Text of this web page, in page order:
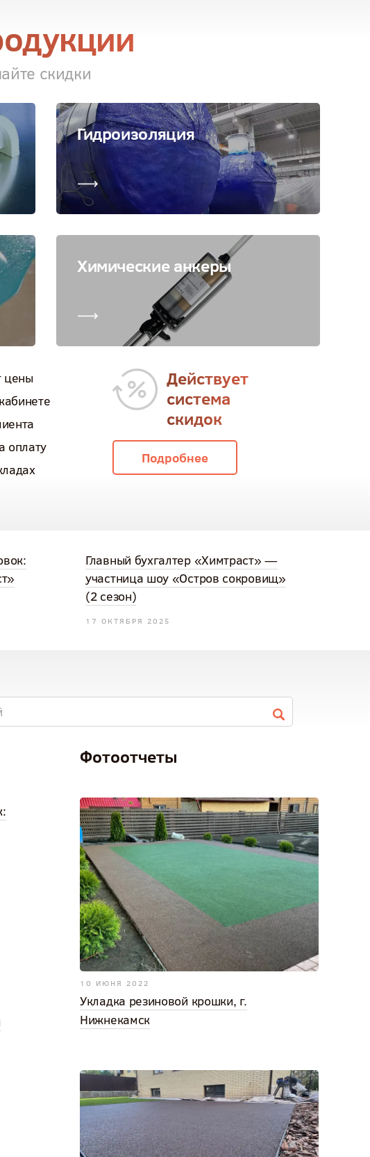
скидки
Гидроизоляция
Химические анкеры
цены
оплату
Действует
система
скидок
Подробнее
Главный бухгалтер «Химтраст» —
участница шоу «Остров сокровищ»
(2 сезон)
17 ОКТЯБРЯ 2025
Фотоотчеты
10 ИЮНЯ 2022
Укладка резиновой крошки, г.
Нижнекамск